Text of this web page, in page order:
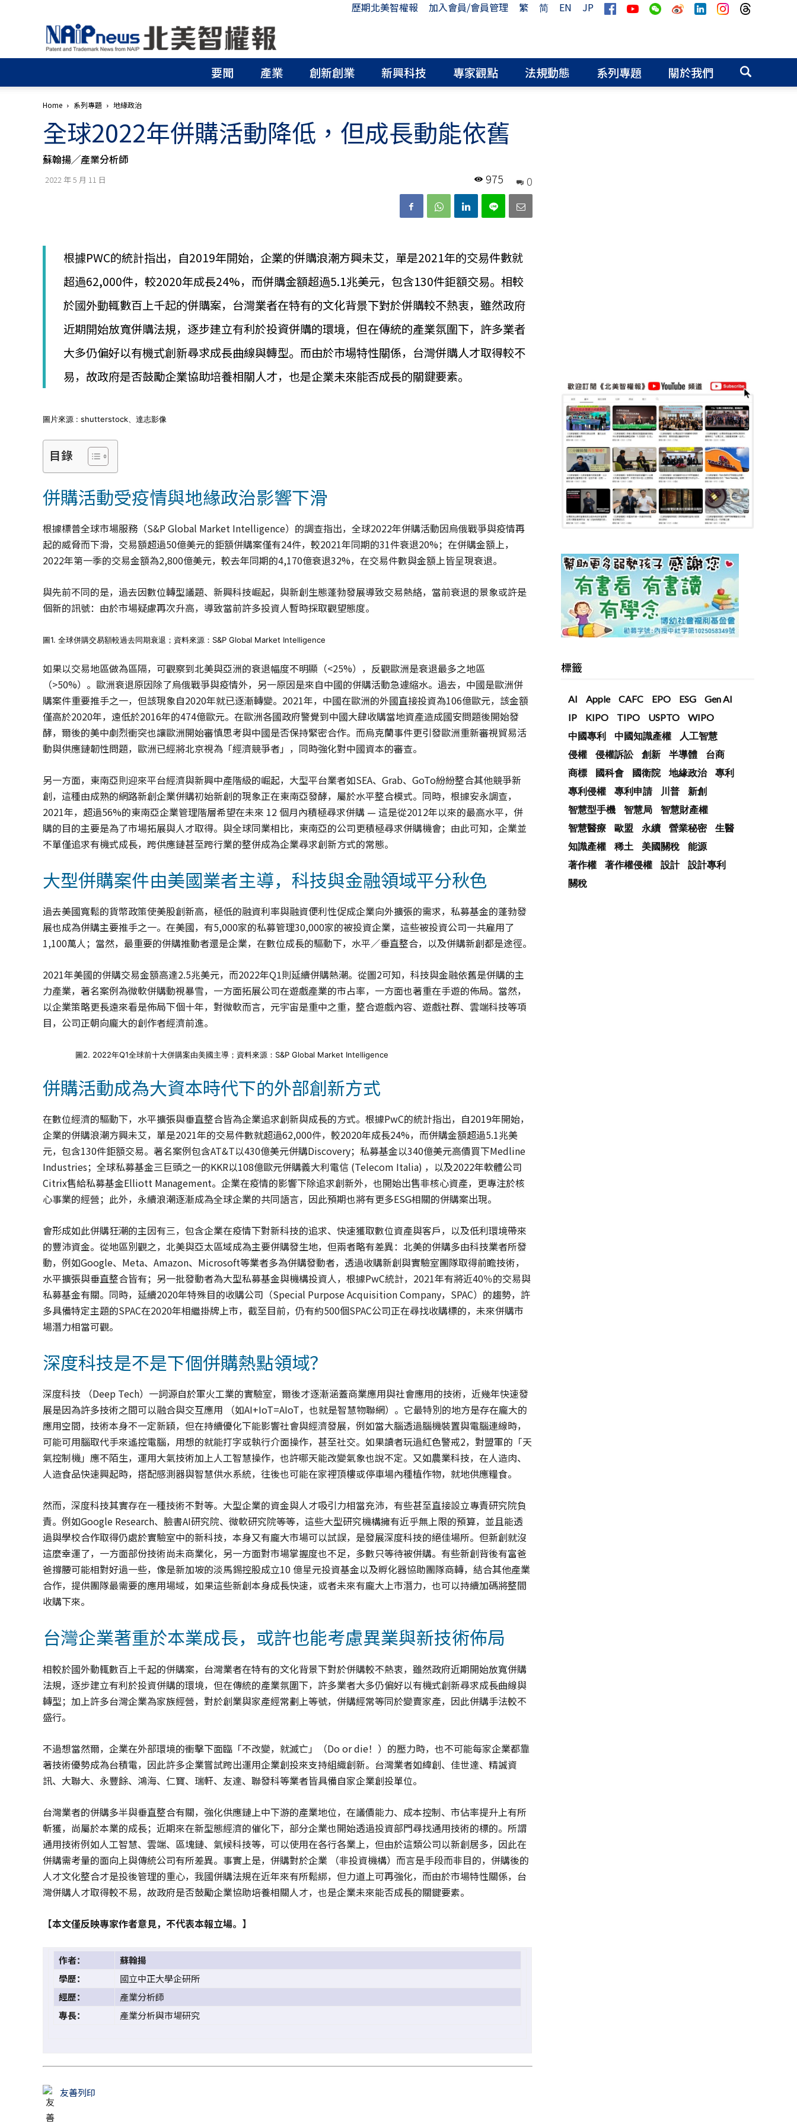
歷期北美智權報 加入會員/會員管理 繁 简 EN
JP
北
美
智
權
│
申
請
析
智
財
權
顧
問
│
專
利
佈
美
要聞 產業 創新創業 新興科技 專家觀點 法規動態 系列專題 關於我們
Home 系列專題 地緣政治
全球2022年併購活動降低，但成長動能依舊
蘇翰揚╱產業分析師
2022 年 5 月 11 日 0
975
根據PWC的統計指出，自2019年開始，企業的併購浪潮方興未艾，單是2021年的交易件數就
超過62,000件，較2020年成長24%，而併購金額超過5.1兆美元，包含130件鉅額交易。相較
於國外動輒數百上千起的併購案，台灣業者在特有的文化背景下對於併購較不熱衷，雖然政府
近期開始放寬併購法規，逐步建立有利於投資併購的環境，但在傳統的產業氛圍下，許多業者
大多仍偏好以有機式創新尋求成長曲線與轉型。而由於市場特性關係，台灣併購人才取得較不
易，故政府是否鼓勵企業協助培養相關人才，也是企業未來能否成長的關鍵要素。
圖片來源 : shutterstock、達志影像
目錄
併購活動受疫情與地緣政治影響下滑
根據標普全球市場服務（S&P Global Market Intelligence）的調查指出，全球2022年併購活動因烏俄戰爭與疫情再
起的威脅而下滑，交易額超過50億美元的鉅額併購案僅有24件，較2021年同期的31件衰退20%；在併購金額上，
2022年第一季的交易金額為2,800億美元，較去年同期的4,170億衰退32%，在交易件數與金額上皆呈現衰退。
與先前不同的是，過去因數位轉型議題、新興科技崛起，與新創生態蓬勃發展導致交易熱絡，當前衰退的景象或許是
個新的訊號：由於市場疑慮再次升高，導致當前許多投資人暫時採取觀望態度。
圖1. 全球併購交易額較過去同期衰退；資料來源：S&P Global Market Intelligence
如果以交易地區做為區隔，可觀察到北美與亞洲的衰退幅度不明顯（<25%），反觀歐洲是衰退最多之地區
（>50%）。歐洲衰退原因除了烏俄戰爭與疫情外，另一原因是來自中國的併購活動急遽縮水。過去，中國是歐洲併
購案件重要推手之一，但該現象自2020年就已逐漸轉變。2021年，中國在歐洲的外國直接投資為106億歐元，該金額
僅高於2020年，遠低於2016年的474億歐元。在歐洲各國政府警覺到中國大肆收購當地資產造成國安問題後開始發
酵，爾後的美中劇烈衝突也讓歐洲開始審慎思考與中國是否保持緊密合作。而烏克蘭事件更引發歐洲重新審視貿易活
動與供應鏈韌性問題，歐洲已經將北京視為「經濟競爭者」，同時強化對中國資本的審查。
另一方面，東南亞則迎來平台經濟與新興中產階級的崛起，大型平台業者如SEA、Grab、GoTo紛紛整合其他競爭新
創，這種由成熟的網路新創企業併購初始新創的現象正在東南亞發酵，屬於水平整合模式。同時，根據安永調查，
2021年，超過56%的東南亞企業管理階層希望在未來 12 個月內積極尋求併購 — 這是從2012年以來的最高水平，併
購的目的主要是為了市場拓展與人才取得。與全球同業相比，東南亞的公司更積極尋求併購機會；由此可知，企業並
不單僅追求有機式成長，跨供應鏈甚至跨行業的整併成為企業尋求創新方式的常態。
大型併購案件由美國業者主導，科技與金融領域平分秋色
過去美國寬鬆的貨幣政策使美股創新高，極低的融資利率與融資便利性促成企業向外擴張的需求，私募基金的蓬勃發
展也成為併購主要推手之一。在美國，有5,000家的私募管理30,000家的被投資企業，這些被投資公司一共雇用了
1,100萬人；當然，最重要的併購推動者還是企業，在數位成長的驅動下，水平／垂直整合，以及併購新創都是途徑。
2021年美國的併購交易金額高達2.5兆美元，而2022年Q1則延續併購熱潮。從圖2可知，科技與金融依舊是併購的主
力產業，著名案例為微軟併購動視暴雪，一方面拓展公司在遊戲產業的市占率，一方面也著重在手遊的佈局。當然，
以企業策略更長遠來看是佈局下個十年，對微軟而言，元宇宙是重中之重，整合遊戲內容、遊戲社群、雲端科技等項
目，公司正朝向龐大的創作者經濟前進。
圖2. 2022年Q1全球前十大併購案由美國主導；資料來源：S&P Global Market Intelligence
併購活動成為大資本時代下的外部創新方式
在數位經濟的驅動下，水平擴張與垂直整合皆為企業追求創新與成長的方式。根據PwC的統計指出，自2019年開始，
企業的併購浪潮方興未艾，單是2021年的交易件數就超過62,000件，較2020年成長24%，而併購金額超過5.1兆美
元，包含130件鉅額交易。著名案例包含AT&T以430億美元併購Discovery；私募基金以340億美元高價買下Medline
Industries；全球私募基金三巨頭之一的KKR以108億歐元併購義大利電信 (Telecom Italia) ，以及2022年軟體公司
Citrix售給私募基金Elliott Management。企業在疫情的影響下除追求創新外，也開始出售非核心資產，更專注於核
心事業的經營；此外，永續浪潮逐漸成為全球企業的共同語言，因此預期也將有更多ESG相關的併購案出現。
會形成如此併購狂潮的主因有三，包含企業在疫情下對新科技的追求、快速獲取數位資產與客戶，以及低利環境帶來
的豐沛資金。從地區別觀之，北美與亞太區域成為主要併購發生地，但兩者略有差異：北美的併購多由科技業者所發
動，例如Google、Meta、Amazon、Microsoft等業者多為併購發動者，透過收購新創與實驗室團隊取得前瞻技術，
水平擴張與垂直整合皆有；另一批發動者為大型私募基金與機構投資人，根據PwC統計，2021年有將近40％的交易與
私募基金有關。同時，延續2020年特殊目的收購公司（Special Purpose Acquisition Company，SPAC）的趨勢，許
多具備特定主題的SPAC在2020年相繼掛牌上市，截至目前，仍有約500個SPAC公司正在尋找收購標的，未來併購市
場潛力相當可觀。
深度科技是不是下個併購熱點領域？
深度科技 （Deep Tech）一詞源自於軍火工業的實驗室，爾後才逐漸涵蓋商業應用與社會應用的技術，近幾年快速發
展是因為許多技術之間可以融合與交互應用 （如AI+IoT=AIoT，也就是智慧物聯網）。它最特別的地方是存在龐大的
應用空間，技術本身不一定新穎，但在持續優化下能影響社會與經濟發展，例如當大腦透過腦機裝置與電腦連線時，
可能可用腦取代手來遙控電腦，用想的就能打字或執行介面操作，甚至社交。如果讀者玩過紅色警戒2，對盟軍的「天
氣控制機」應不陌生，運用大氣技術加上人工智慧操作，也許哪天能改變氣象也說不定。又如農業科技，在人造肉、
人造食品快速興起時，搭配感測器與智慧供水系統，往後也可能在家裡頂樓或停車場內種植作物，就地供應糧食。
然而，深度科技其實存在一種技術不對等。大型企業的資金與人才吸引力相當充沛，有些甚至直接設立專責研究院負
責。例如Google Research、臉書AI研究院、微軟研究院等等，這些大型研究機構擁有近乎無上限的預算，並且能透
過與學校合作取得仍處於實驗室中的新科技，本身又有龐大市場可以試誤，是發展深度科技的絕佳場所。但新創就沒
這麼幸運了，一方面部份技術尚未商業化，另一方面對市場掌握度也不足，多數只等待被併購。有些新創背後有富爸
爸撐腰可能相對好過一些，像是新加坡的淡馬錫控股成立10 億星元投資基金以及孵化器協助團隊商轉，結合其他產業
合作，提供團隊最需要的應用場域，如果這些新創本身成長快速，或者未來有龐大上市潛力，也可以持續加碼將整間
收購下來。
台灣企業著重於本業成長，或許也能考慮異業與新技術佈局
相較於國外動輒數百上千起的併購案，台灣業者在特有的文化背景下對於併購較不熱衷，雖然政府近期開始放寬併購
法規，逐步建立有利於投資併購的環境，但在傳統的產業氛圍下，許多業者大多仍偏好以有機式創新尋求成長曲線與
轉型；加上許多台灣企業為家族經營，對於創業與家產經常劃上等號，併購經常等同於變賣家產，因此併購手法較不
盛行。
不過想當然爾，企業在外部環境的衝擊下面臨「不改變，就滅亡」（Do or die！）的壓力時，也不可能每家企業都靠
著技術優勢成為台積電，因此許多企業嘗試跨出運用企業創投來支持組織創新。台灣業者如緯創、佳世達、精誠資
訊、大聯大、永豐餘、鴻海、仁寶、瑞軒、友達、聯發科等業者皆具備自家企業創投單位。
台灣業者的併購多半與垂直整合有關，強化供應鏈上中下游的產業地位，在議價能力、成本控制、市佔率提升上有所
斬獲，尚屬於本業的成長；近期來在新型態經濟的催化下，部分企業也開始透過投資部門尋找通用技術的標的。所謂
通用技術例如人工智慧、雲端、區塊鏈、氣候科技等，可以使用在各行各業上，但由於這類公司以新創居多，因此在
併購需考量的面向上與傳統公司有所差異。事實上是，併購對於企業 （非投資機構）而言是手段而非目的，併購後的
人才文化整合才是投後管理的重心，我國併購法規在近年來有所鬆綁，但力道上可再強化，而由於市場特性關係，台
灣併購人才取得較不易，故政府是否鼓勵企業協助培養相關人才，也是企業未來能否成長的關鍵要素。
【本文僅反映專家作者意見，不代表本報立場。】
作者：
蘇翰揚
學歷：
國立中正大學企研所
經歷：
產業分析師
專長：
產業分析與市場研究
友善列印
標籤
AI Apple CAFC EPO ESG
Gen AI
IP
KIPO TIPO USPTO
WIPO
中國專利
中國知識產權
人工智慧
侵權
侵權訴訟 創新 半導體
台商
商標
國科會 國衛院 地緣政治
專利
專利侵權
專利申請 川普
新創
智慧型手機
智慧局
智慧財產權
智慧醫療
歐盟 永續 營業秘密
生醫
知識產權
稀土 美國關稅
能源
著作權
著作權侵權 設計
設計專利
關稅